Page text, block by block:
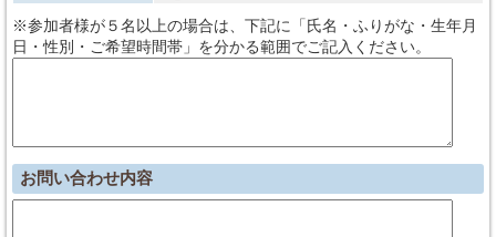
※参加者様が５名以上の場合は、下記に「氏名・ふりがな・生年月
日・性別・ご希望時間帯」を分かる範囲でご記入ください。
お問い合わせ内容